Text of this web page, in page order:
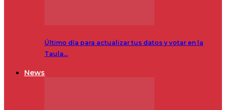
Último día para actualizar tus datos y votar en la
Taula…
News